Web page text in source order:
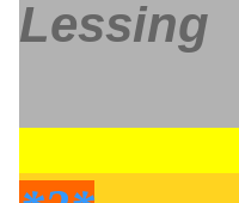
Lessing